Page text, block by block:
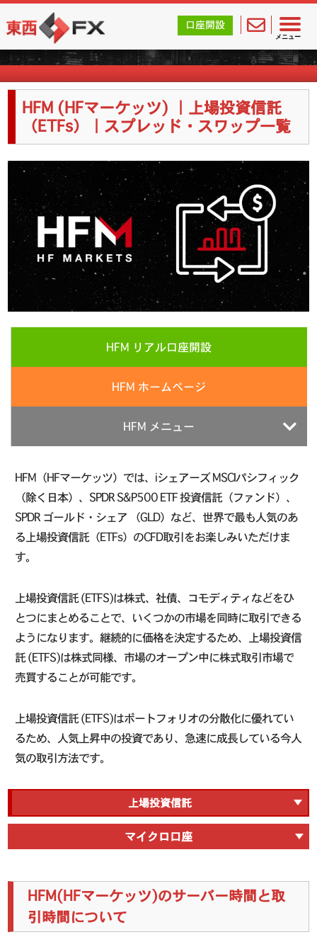
メニュー
東西FX｜海外FX会社（ブローカー）の無料口座開設サポ
口座開設
海外FX業者詳細
HFM (HFマーケッツ) ｜上場投資信託
（ETFs）｜スプレッド・スワップ一覧
HFM リアル口座開設
HFM ホームページ
HFM メニュー
HFM（HFマーケッツ）では、iシェアーズ MSCIパシフィック
（除く日本）、SPDR S&P500 ETF 投資信託（ファンド）、
SPDR ゴールド・シェア （GLD）など、世界で最も人気のあ
る上場投資信託（ETFs）のCFD取引をお楽しみいただけま
す。
上場投資信託 (ETFS)は株式、社債、コモディティなどをひ
とつにまとめることで、いくつかの市場を同時に取引できる
ようになります。継続的に価格を決定するため、上場投資信
託 (ETFS)は株式同様、市場のオープン中に株式取引市場で
売買することが可能です。
上場投資信託 (ETFS)はポートフォリオの分散化に優れてい
るため、人気上昇中の投資であり、急速に成長している今人
気の取引方法です。
上場投資信託
マイクロ口座
HFM(HFマーケッツ)のサーバー時間と取
引時間について